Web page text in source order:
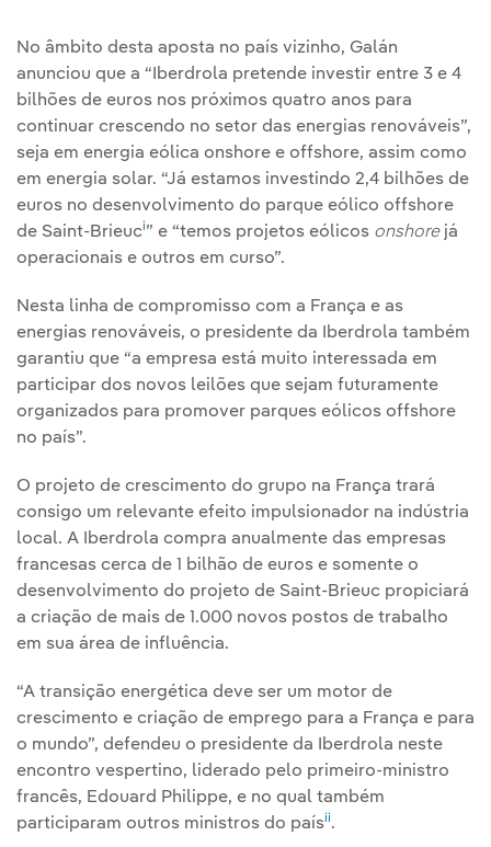
No âmbito desta aposta no país vizinho, Galán
anunciou que a “Iberdrola pretende investir entre 3 e 4
bilhões de euros nos próximos quatro anos para
continuar crescendo no setor das energias renováveis”,
seja em energia eólica onshore e offshore, assim como
em energia solar. “Já estamos investindo 2,4 bilhões de
euros no desenvolvimento do parque eólico offshore
de Saint-Brieuci” e “temos projetos eólicos onshorejá
operacionais e outros em curso”.
Nesta linha de compromisso com a França e as
energias renováveis, o presidente da Iberdrola também
garantiu que “a empresa está muito interessada em
participar dos novos leilões que sejam futuramente
organizados para promover parques eólicos offshore
no país”.
O projeto de crescimento do grupo na França trará
consigo um relevante efeito impulsionador na indústria
local. A Iberdrola compra anualmente das empresas
francesas cerca de 1 bilhão de euros e somente o
desenvolvimento do projeto de Saint-Brieuc propiciará
a criação de mais de 1.000 novos postos de trabalho
em sua área de influência.
“A transição energética deve ser um motor de
crescimento e criação de emprego para a França e para
o mundo”, defendeu o presidente da Iberdrola neste
encontro vespertino, liderado pelo primeiro-ministro
francês, Edouard Philippe, e no qual também
participaram outros ministros do paísii.